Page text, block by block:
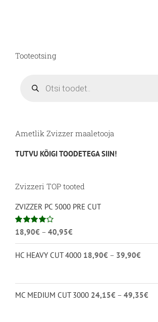
Tooteotsing
search
Ametlik Zvizzer maaletooja
TUTVU KÕIGI TOODETEGA SIIN!
Zvizzeri TOP tooted
ZVIZZER PC 5000 PRE CUT
Hinnanguga
4.00
18,90€ – 40,95€
18,90€
kuni
HC HEAVY CUT 4000 18,90€ – 39,90€
39,90€
MC MEDIUM CUT 3000 24,15€ – 49,35€